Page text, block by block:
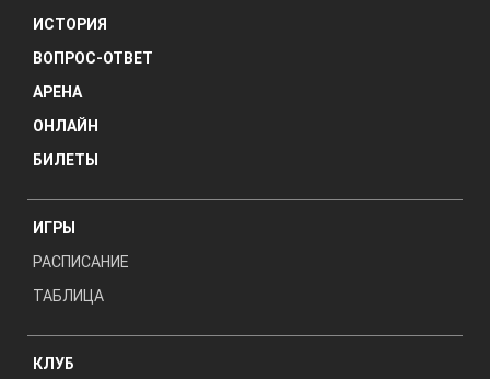
ИСТОРИЯ
ВОПРОС-ОТВЕТ
АРЕНА
ОНЛАЙН
БИЛЕТЫ
ИГРЫ
РАСПИСАНИЕ
ТАБЛИЦА
КЛУБ